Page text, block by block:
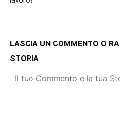
LASCIA UN COMMENTO O
STORIA